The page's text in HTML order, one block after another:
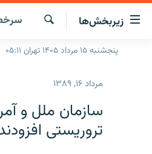
لینک‌های
قابلیت
دسترسی
زیربخش‌ها
صفحه اصلی
انتخاب کنید و بشنوید
جستجو
پنجشنبه ۱۵ مرداد ۱۴۰۵ تهران ۰۵:۱۱
مرداد ۱۶, ۱۳۸۹
سازمان ملل و
تروریستی